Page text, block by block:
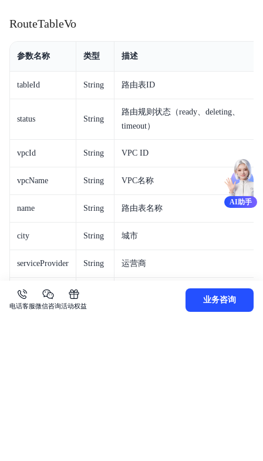
RouteTableVo
参数名称 类型 描述
tableId String 路由表ID
status String
路由规则状态（ready、deleting、
timeout）
vpcId String VPC ID
vpcName String VPC名称
name String 路由表名称
city String 城市
serviceProvider String 运营商
region
AI助手
电话客服微信咨询活动权益
业务咨询